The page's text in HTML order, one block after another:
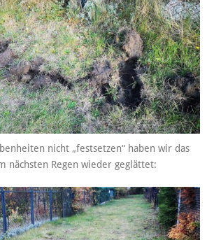
nicht „festsetzen“ haben wir das
nächsten Regen wieder geglättet: